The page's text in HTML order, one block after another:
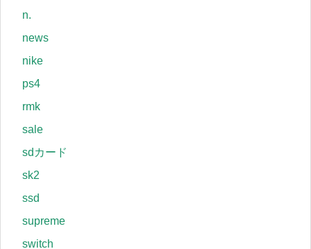
n.
news
nike
ps4
rmk
sale
sdカード
sk2
ssd
supreme
switch